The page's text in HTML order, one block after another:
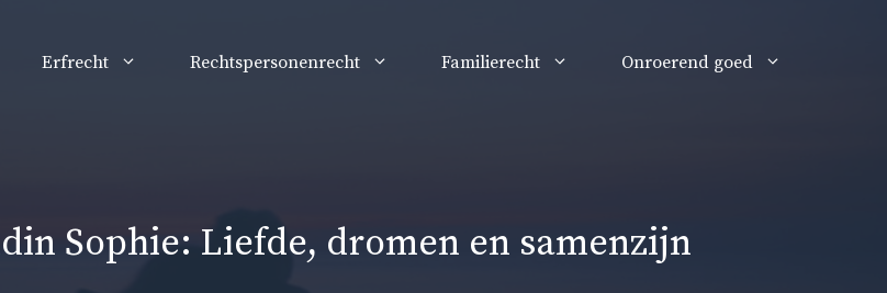
Erfrecht Rechtspersonenrecht Familierecht Onroerend goed
Sophie: Liefde, dromen en samenzijn